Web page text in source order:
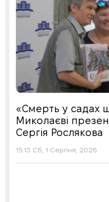
«Смерть у садах
Миколаєві
Сергія Рослякова
15:13 Сб, 1 Серпня, 2026